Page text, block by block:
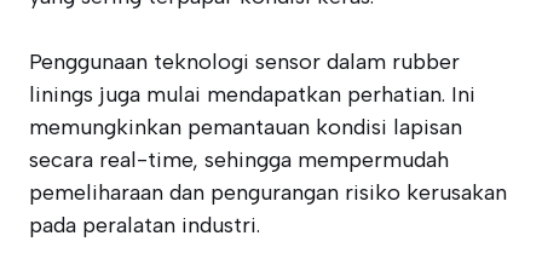
Penggunaan teknologi sensor dalam rubber
linings juga mulai mendapatkan perhatian. Ini
memungkinkan pemantauan kondisi lapisan
secara real-time, sehingga mempermudah
pemeliharaan dan pengurangan risiko kerusakan
pada peralatan industri.